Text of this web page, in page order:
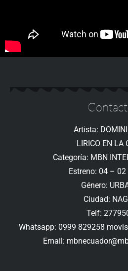
Artista:
LIRICO EN LA
Categoría: MBN
Estreno: 04 –
Género:
Ciudad:
Telf:
Whatsapp: 0999 829258
Email: